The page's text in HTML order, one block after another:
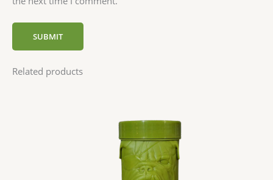
Related products